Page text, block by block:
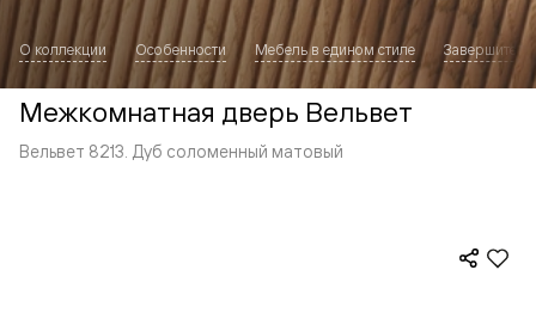
О коллекции Особенности Мебель в едином стиле Завершите
Межкомнатная дверь Вельвет
Вельвет 8213. Дуб соломенный матовый